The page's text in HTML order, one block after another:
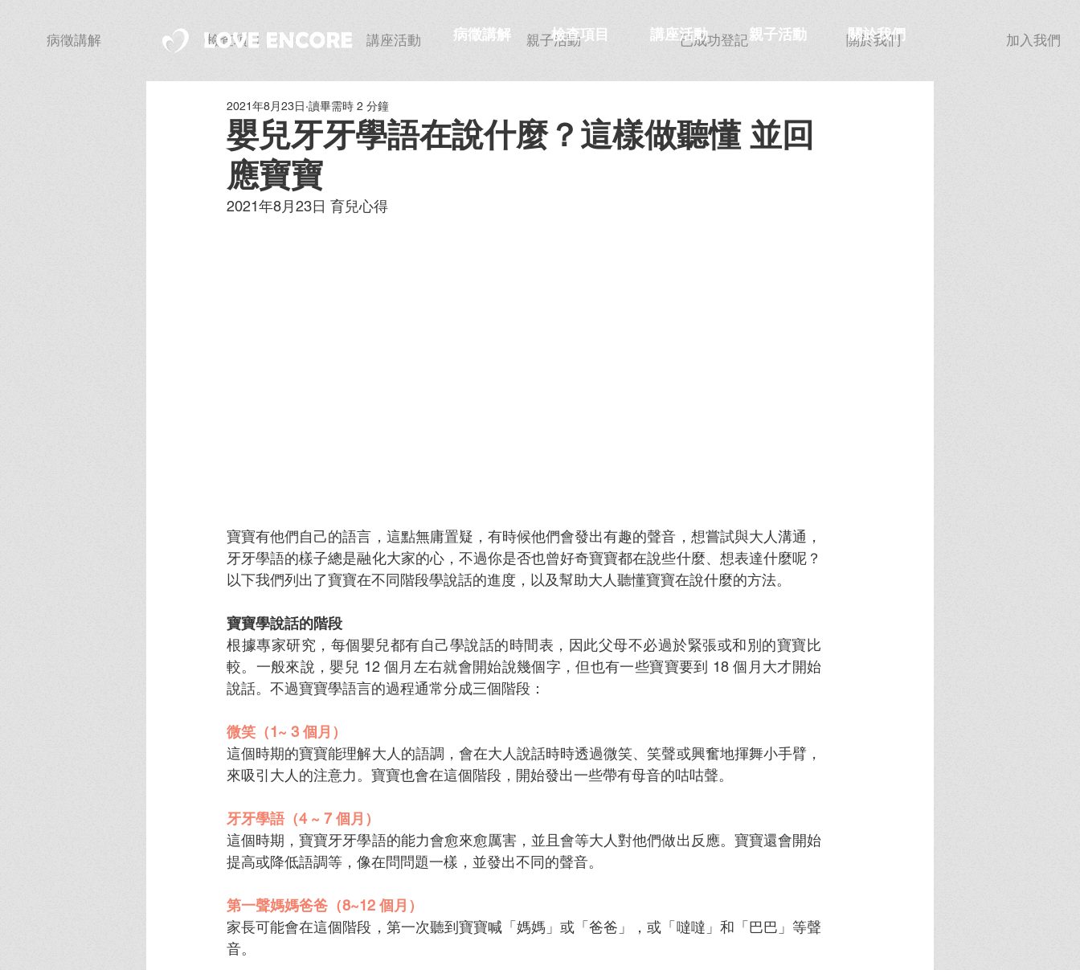
病徵講解 檢查項目 講座活動 親子活動 關於我們
嬰兒牙牙學語在說什麼？這樣做聽懂 並回
應寶寶
2021年8月23日 讀畢需時 2 分鐘
2021年8月23日 育兒心得
寶寶有他們自己的語言，這點無庸置疑，有時候他們會發出有趣的聲音，想嘗試與大人溝通，
牙牙學語的樣子總是融化大家的心，不過你是否也曾好奇寶寶都在說些什麼、想表達什麼呢？
以下我們列出了寶寶在不同階段學說話的進度，以及幫助大人聽懂寶寶在說什麼的方法。
寶寶學說話的階段
根據專家研究，每個嬰兒都有自己學說話的時間表，因此父母不必過於緊張或和別的寶寶比
較。一般來說，嬰兒 12 個月左右就會開始說幾個字，但也有一些寶寶要到 18 個月大才開始
說話。不過寶寶學語言的過程通常分成三個階段：
微笑（1~ 3 個月）
這個時期的寶寶能理解大人的語調，會在大人說話時時透過微笑、笑聲或興奮地揮舞小手臂，
來吸引大人的注意力。寶寶也會在這個階段，開始發出一些帶有母音的咕咕聲。
牙牙學語（4 ~ 7 個月）
這個時期，寶寶牙牙學語的能力會愈來愈厲害，並且會等大人對他們做出反應。寶寶還會開始
提高或降低語調等，像在問問題一樣，並發出不同的聲音。
第一聲媽媽爸爸（8~12 個月）
家長可能會在這個階段，第一次聽到寶寶喊「媽媽」或「爸爸」，或「噠噠」和「巴巴」等聲
音。
病徵講解 檢查項目 講座活動 親子活動 已成功登記 關於我們 加入我們